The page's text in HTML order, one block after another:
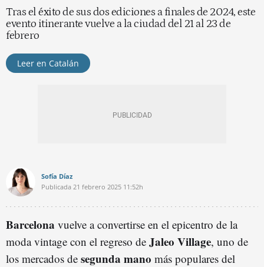
Tras el éxito de sus dos ediciones a finales de 2024, este
evento itinerante vuelve a la ciudad del 21 al 23 de
febrero
Leer en Catalán
Sofía Díaz
Publicada 21 febrero 2025 11:52h
Barcelona vuelve a convertirse en el epicentro de la
moda vintage con el regreso de Jaleo Village, uno de
los mercados de segunda mano más populares del